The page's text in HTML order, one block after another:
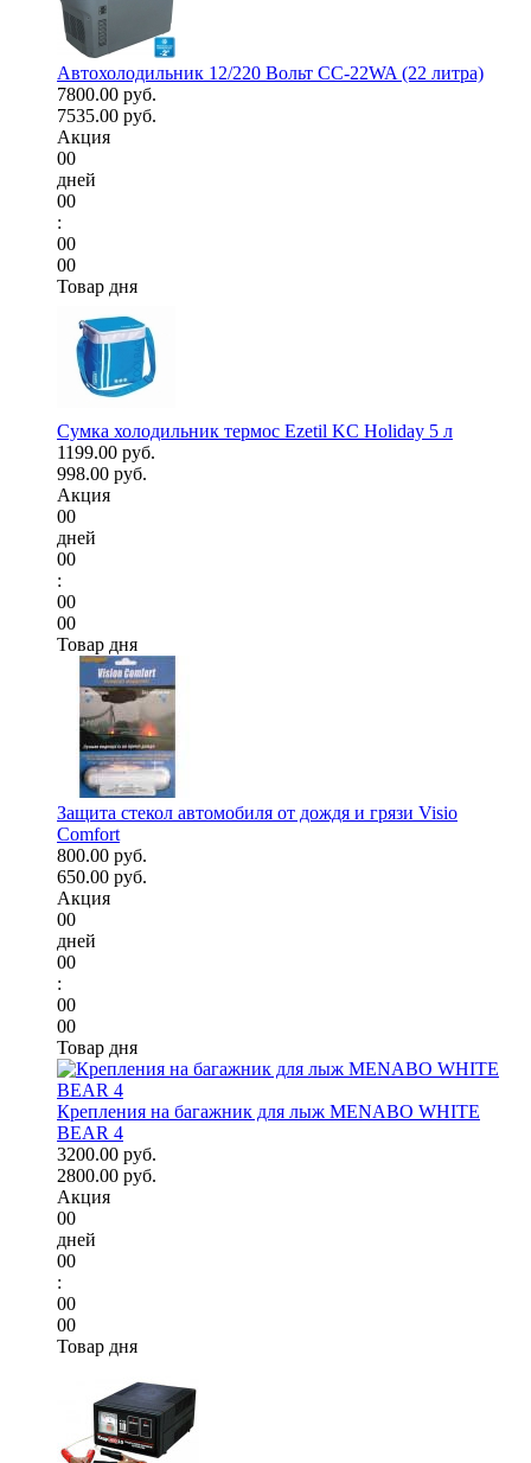
Автохолодильник 12/220 Вольт CC-22WA (22 литра)
7800.00 руб.
7535.00 руб.
Акция
00
дней
00
:
00
00
Товар дня
Сумка холодильник термос Ezetil KC Holiday 5 л
1199.00 руб.
998.00 руб.
Акция
00
дней
00
:
00
00
Товар дня
Защита стекол автомобиля от дождя и грязи Visio
Comfort
800.00 руб.
650.00 руб.
Акция
00
дней
00
:
00
00
Товар дня
Крепления на багажник для лыж MENABO WHITE
BEAR 4
3200.00 руб.
2800.00 руб.
Акция
00
дней
00
:
00
00
Товар дня